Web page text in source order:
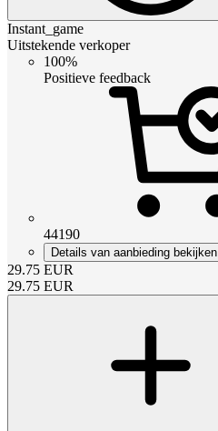
Instant_game
Uitstekende verkoper
100%
Positieve feedback
44190
Details van aanbieding bekijken
29.75 EUR
29.75 EUR